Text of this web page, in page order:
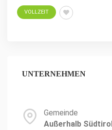
VOLLZEIT
UNTERNEHMEN
Gemeinde
Außerhalb